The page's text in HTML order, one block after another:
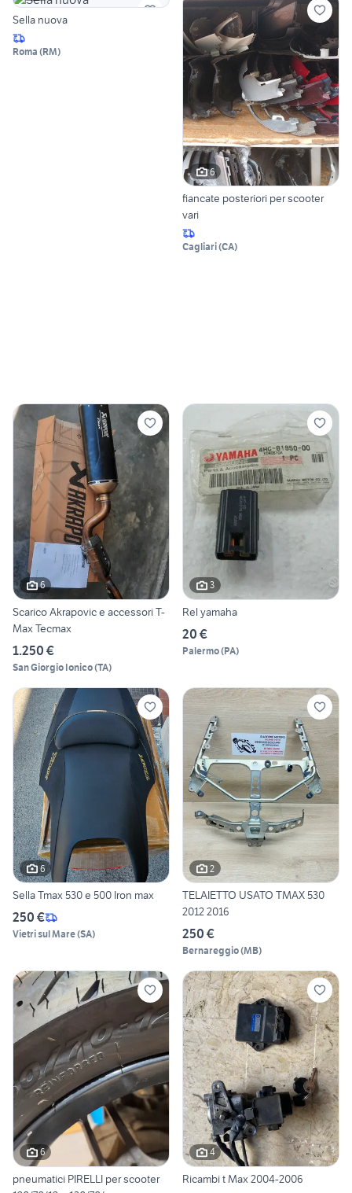
Sella nuova
Roma (RM)
6
fiancate posteriori per scooter
vari
Cagliari(CA)
6
Scarico Akrapovic e accessori T-
Max Tecmax
1.250 €
San Giorgio Ionico(TA)
3
Rel yamaha
20 €
Palermo(PA)
6
Sella Tmax 530 e 500 Iron max
250 €
Vietri sul Mare(SA)
2
TELAIETTO USATO TMAX 530
2012 2016
250 €
Bernareggio(MB)
6
pneumatici PIRELLI per scooter
4
Ricambi t Max 2004-2006